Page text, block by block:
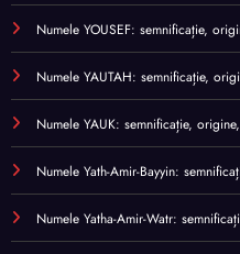
Numele YOUSEF: semnificație,
Numele YAUTAH: semnificație,
Numele YAUK: semnificație,
Numele Yath-Amir-Bayyin:
Numele Yatha-Amir-Watr: